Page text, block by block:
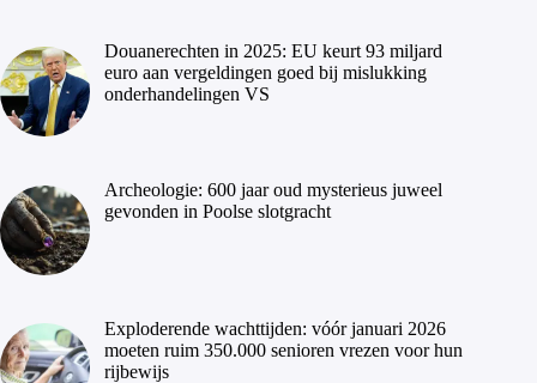
Douanerechten in 2025: EU keurt 93 miljard
euro aan vergeldingen goed bij mislukking
onderhandelingen VS
Archeologie: 600 jaar oud mysterieus juweel
gevonden in Poolse slotgracht
Exploderende wachttijden: vóór januari 2026
moeten ruim 350.000 senioren vrezen voor hun
rijbewijs